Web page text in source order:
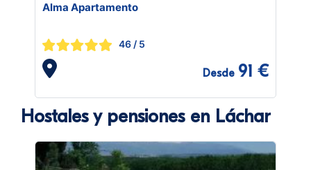
Alma Apartamento
46 / 5
Desde 91 €
Hostales y pensiones en Láchar